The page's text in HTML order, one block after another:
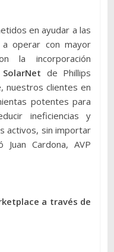
en ayudar a las
operar con mayor
la incorporación
SolarNet de Phillips
nuestros clientes en
potentes para
ineficiencias y
activos, sin importar
Juan Cardona, AVP
a través de